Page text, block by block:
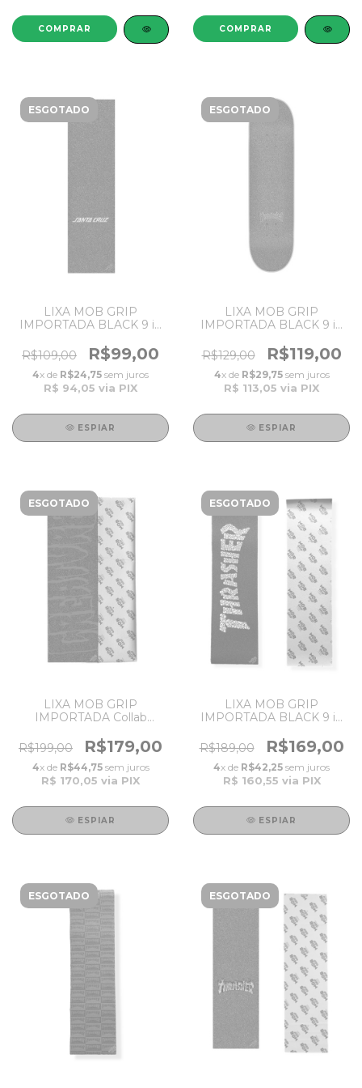
ESGOTADO
LIXA MOB GRIP
IMPORTADA BLACK 9 in
R$109,00
R$99,00
4x de R$24,75 sem juros
R$ 94,05 via PIX
ESPIAR
ESGOTADO
LIXA MOB GRIP
IMPORTADA BLACK 9 in
R$129,00
R$119,00
4x de R$29,75sem juros
R$ 113,05 via PIX
ESPIAR
ESGOTADO
LIXA MOB GRIP
IMPORTADA Collab
10''x 33''
R$199,00 R$179,00
4x de R$44,75sem juros
R$ 170,05 via PIX
ESPIAR
ESGOTADO
LIXA MOB GRIP
IMPORTADA BLACK 9 in
Skulls
R$189,00 R$169,00
4x de R$42,25 sem juros
R$ 160,55 via PIX
ESPIAR
ESGOTADO ESGOTADO